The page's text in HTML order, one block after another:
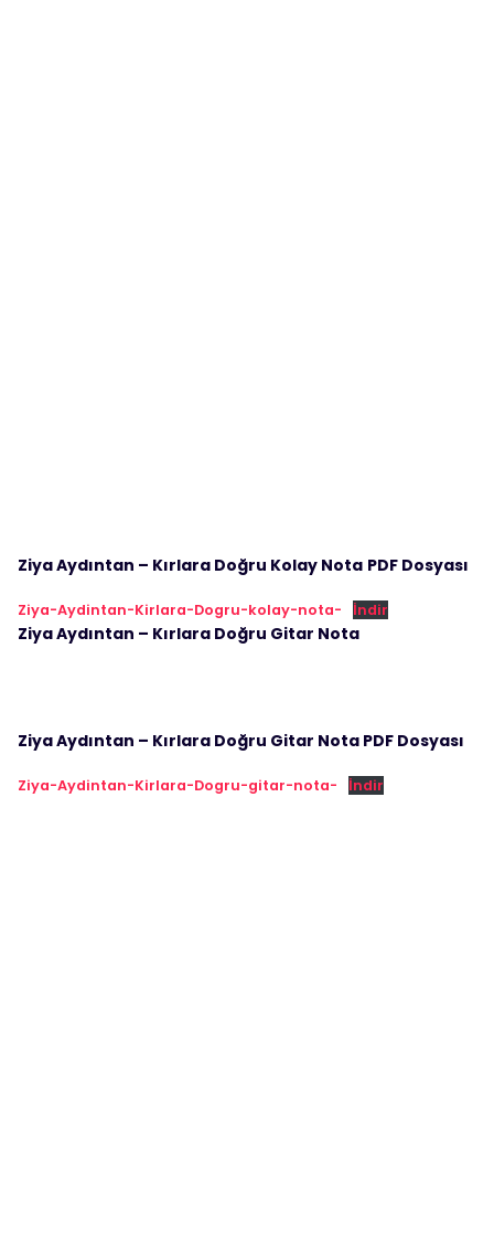
Ziya Aydıntan – Kırlara Doğru Kolay Nota PDF Dosyası
Ziya-Aydintan-Kirlara-Dogru-kolay-nota- İndir
Ziya Aydıntan – Kırlara Doğru Gitar Nota
Ziya Aydıntan – Kırlara Doğru Gitar Nota PDF Dosyası
Ziya-Aydintan-Kirlara-Dogru-gitar-nota- İndir